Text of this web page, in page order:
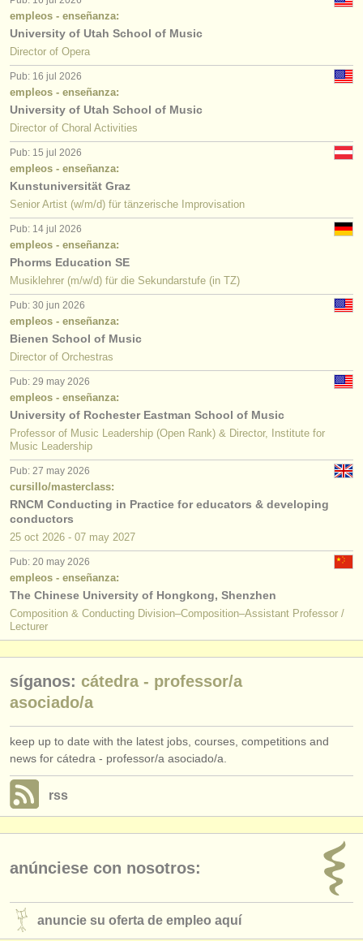
empleos - enseñanza:
University of Utah School of Music
Director of Opera
Pub: 16 jul 2026
empleos - enseñanza:
University of Utah School of Music
Director of Choral Activities
Pub: 15 jul 2026
empleos - enseñanza:
Kunstuniversität Graz
Senior Artist (w/m/d) für tänzerische Improvisation
Pub: 14 jul 2026
empleos - enseñanza:
Phorms Education SE
Musiklehrer (m/w/d) für die Sekundarstufe (in TZ)
Pub: 30 jun 2026
empleos - enseñanza:
Bienen School of Music
Director of Orchestras
Pub: 29 may 2026
empleos - enseñanza:
University of Rochester Eastman School of Music
Professor of Music Leadership (Open Rank) & Director, Institute for
Music Leadership
Pub: 27 may 2026
cursillo/masterclass:
RNCM Conducting in Practice for educators & developing
conductors
25 oct 2026 - 07 may 2027
Pub: 20 may 2026
empleos - enseñanza:
The Chinese University of Hongkong, Shenzhen
Composition & Conducting Division–Composition–Assistant Professor /
Lecturer
síganos: cátedra - professor/a
asociado/a
keep up to date with the latest jobs, courses, competitions and
news for cátedra - professor/a asociado/a.
rss
anúnciese con nosotros:
anuncie su oferta de empleo aquí